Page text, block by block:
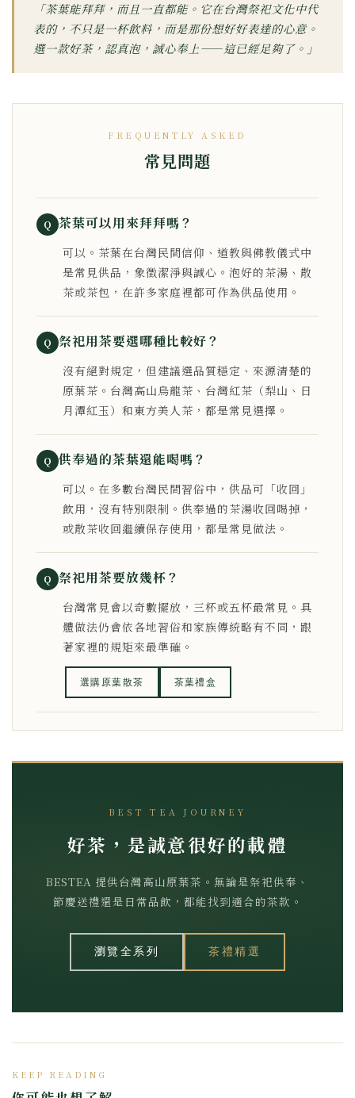
「茶葉能拜拜，而且一直都能。它在台灣祭祀文化中代
表的，不只是一杯飲料，而是那份想好好表達的心意。
選一款好茶，認真泡，誠心奉上——這已經足夠了。」
FREQUENTLY ASKED
常見問題
Q 茶葉可以用來拜拜嗎？
可以。茶葉在台灣民間信仰、道教與佛教儀式中
是常見供品，象徵潔淨與誠心。泡好的茶湯、散
茶或茶包，在許多家庭裡都可作為供品使用。
Q 祭祀用茶要選哪種比較好？
沒有絕對規定，但建議選品質穩定、來源清楚的
原葉茶。台灣高山烏龍茶、台灣紅茶（梨山、日
月潭紅玉）和東方美人茶，都是常見選擇。
Q 供奉過的茶葉還能喝嗎？
可以。在多數台灣民間習俗中，供品可「收回」
飲用，沒有特別限制。供奉過的茶湯收回喝掉，
或散茶收回繼續保存使用，都是常見做法。
Q 祭祀用茶要放幾杯？
台灣常見會以奇數擺放，三杯或五杯最常見。具
體做法仍會依各地習俗和家族傳統略有不同，跟
著家裡的規矩來最準確。
選購原葉散茶 茶葉禮盒
BEST TEA JOURNEY
好茶，是誠意很好的載體
BESTEA 提供台灣高山原葉茶。無論是祭祀供奉、
節慶送禮還是日常品飲，都能找到適合的茶款。
瀏覽全系列 茶禮精選
KEEP READING